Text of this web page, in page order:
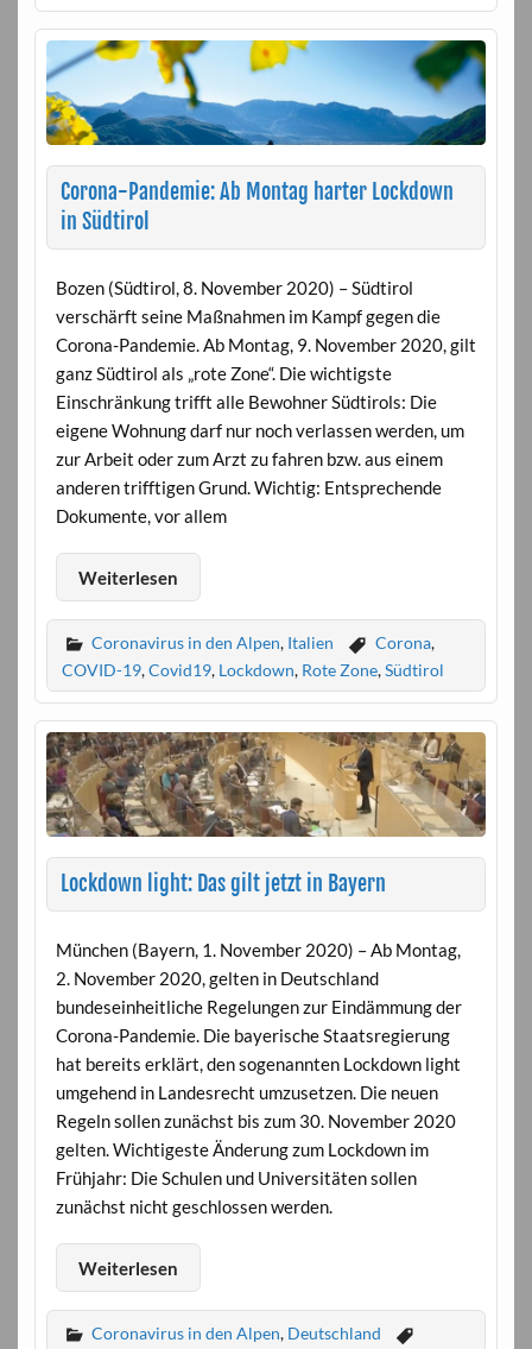
Corona-Pandemie: Ab Montag harter Lockdown
in Südtirol
Bozen (Südtirol, 8. November 2020) – Südtirol
verschärft seine Maßnahmen im Kampf gegen die
Corona-Pandemie. Ab Montag, 9. November 2020, gilt
ganz Südtirol als „rote Zone“. Die wichtigste
Einschränkung trifft alle Bewohner Südtirols: Die
eigene Wohnung darf nur noch verlassen werden, um
zur Arbeit oder zum Arzt zu fahren bzw. aus einem
anderen trifftigen Grund. Wichtig: Entsprechende
Dokumente, vor allem
Weiterlesen
Coronavirus in den Alpen, Italien Corona,
COVID-19,Covid19, Lockdown, Rote Zone,Südtirol
Lockdown light: Das gilt jetzt in Bayern
München (Bayern, 1. November 2020) – Ab Montag,
2. November 2020, gelten in Deutschland
bundeseinheitliche Regelungen zur Eindämmung der
Corona-Pandemie. Die bayerische Staatsregierung
hat bereits erklärt, den sogenannten Lockdown light
umgehend in Landesrecht umzusetzen. Die neuen
Regeln sollen zunächst bis zum 30. November 2020
gelten. Wichtigeste Änderung zum Lockdown im
Frühjahr: Die Schulen und Universitäten sollen
zunächst nicht geschlossen werden.
Weiterlesen
Coronavirus in den Alpen, Deutschland